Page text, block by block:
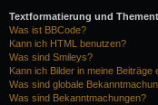
Textformatierung und
Was ist BBCode?
Kann ich HTML benutzen?
Was sind Smileys?
Kann ich Bilder in meine Beiträge
Was sind globale
Was sind Bekanntmachungen?